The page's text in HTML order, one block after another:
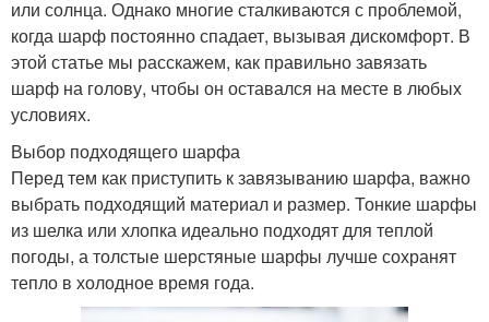
или солнца. Однако многие сталкиваются с проблемой,
когда шарф постоянно спадает, вызывая дискомфорт. В
этой статье мы расскажем, как правильно завязать
шарф на голову, чтобы он оставался на месте в любых
условиях.
Выбор подходящего шарфа
Перед тем как приступить к завязыванию шарфа, важно
выбрать подходящий материал и размер. Тонкие шарфы
из шелка или хлопка идеально подходят для теплой
погоды, а толстые шерстяные шарфы лучше сохранят
тепло в холодное время года.